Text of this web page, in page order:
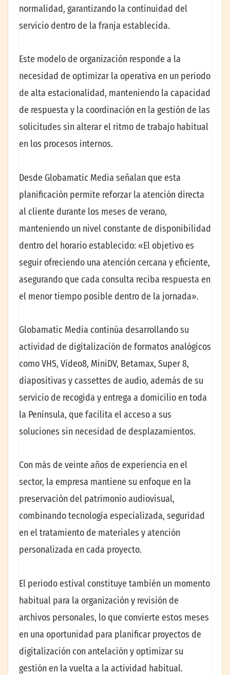
normalidad, garantizando la continuidad del
servicio dentro de la franja establecida.
Este modelo de organización responde a la
necesidad de optimizar la operativa en un periodo
de alta estacionalidad, manteniendo la capacidad
de respuesta y la coordinación en la gestión de las
solicitudes sin alterar el ritmo de trabajo habitual
en los procesos internos.
Desde Globamatic Media señalan que esta
planificación permite reforzar la atención directa
al cliente durante los meses de verano,
manteniendo un nivel constante de disponibilidad
dentro del horario establecido: «El objetivo es
seguir ofreciendo una atención cercana y eficiente,
asegurando que cada consulta reciba respuesta en
el menor tiempo posible dentro de la jornada».
Globamatic Media continúa desarrollando su
actividad de digitalización de formatos analógicos
como VHS, Video8, MiniDV, Betamax, Super 8,
diapositivas y cassettes de audio, además de su
servicio de recogida y entrega a domicilio en toda
la Península, que facilita el acceso a sus
soluciones sin necesidad de desplazamientos.
Con más de veinte años de experiencia en el
sector, la empresa mantiene su enfoque en la
preservación del patrimonio audiovisual,
combinando tecnología especializada, seguridad
en el tratamiento de materiales y atención
personalizada en cada proyecto.
El periodo estival constituye también un momento
habitual para la organización y revisión de
archivos personales, lo que convierte estos meses
en una oportunidad para planificar proyectos de
digitalización con antelación y optimizar su
gestión en la vuelta a la actividad habitual.